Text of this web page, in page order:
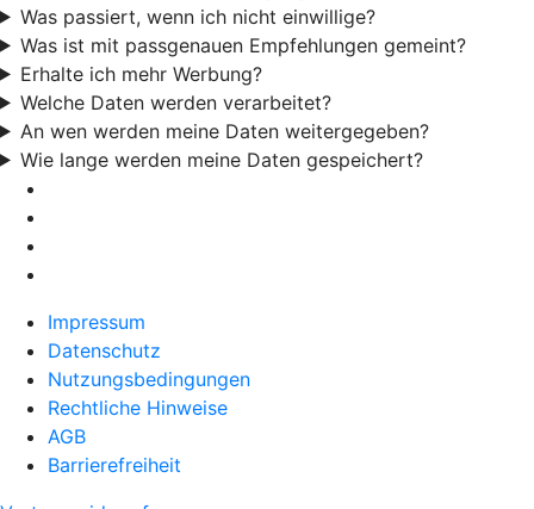
Was passiert, wenn ich nicht einwillige?
Was ist mit passgenauen Empfehlungen gemeint?
Erhalte ich mehr Werbung?
Welche Daten werden verarbeitet?
An wen werden meine Daten weitergegeben?
Wie lange werden meine Daten gespeichert?
Impressum
Datenschutz
Nutzungsbedingungen
Rechtliche Hinweise
AGB
Barrierefreiheit